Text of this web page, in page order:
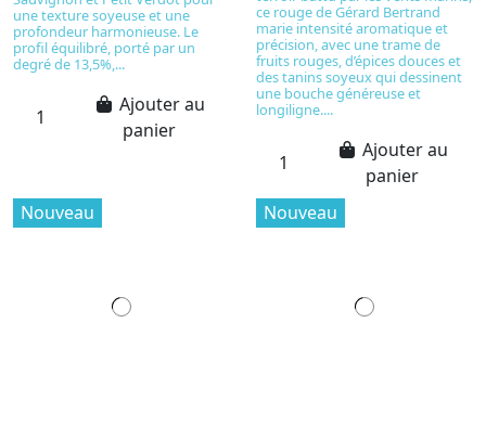
une texture soyeuse et une
profondeur harmonieuse. Le
profil équilibré, porté par un
degré de 13,5%,...
Ajouter au
panier
ce rouge de Gérard Bertrand
marie intensité aromatique et
précision, avec une trame de
fruits rouges, d’épices douces et
des tanins soyeux qui dessinent
une bouche généreuse et
longiligne....
Ajouter au
panier
Nouveau
Nouveau